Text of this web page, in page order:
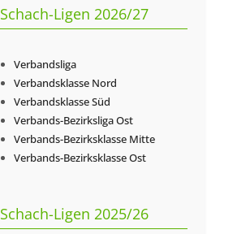
Schach-Ligen 2026/27
Verbandsliga
Verbandsklasse Nord
Verbandsklasse Süd
Verbands-Bezirksliga Ost
Verbands-Bezirksklasse Mitte
Verbands-Bezirksklasse Ost
Schach-Ligen 2025/26